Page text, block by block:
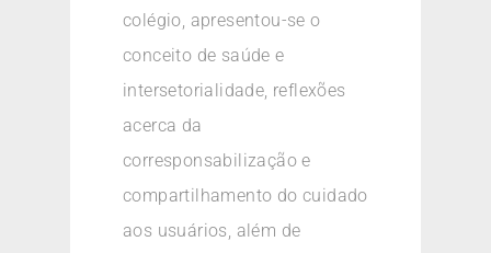
colégio, apresentou-se o
conceito de saúde e
intersetorialidade, reflexões
acerca da
corresponsabilização e
compartilhamento do cuidado
aos usuários, além de